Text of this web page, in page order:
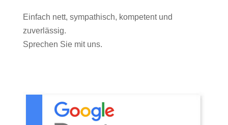
Einfach nett, sympathisch, kompetent und
zuverlässig.
Sprechen Sie mit uns.